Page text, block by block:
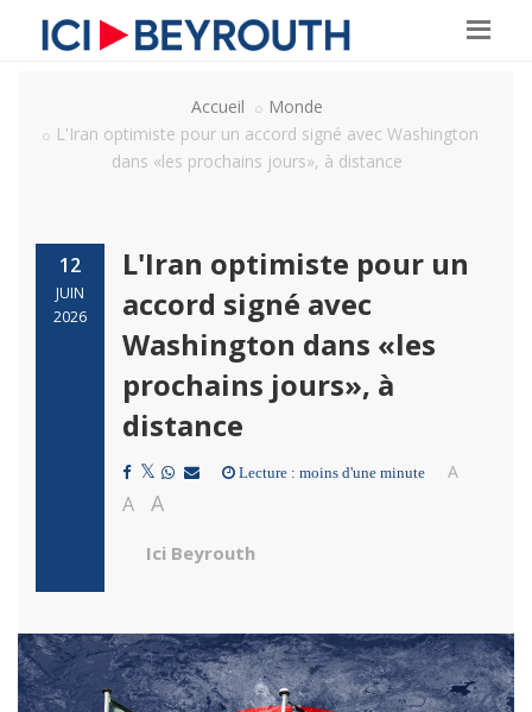
Accueil
Monde
L'Iran optimiste pour un accord signé avec Washington
dans «les prochains jours», à distance
12
JUIN
2026
L'Iran optimiste pour un
accord signé avec
Washington dans «les
prochains jours», à
distance
Lecture : moins d'une minute A
A A
Ici Beyrouth